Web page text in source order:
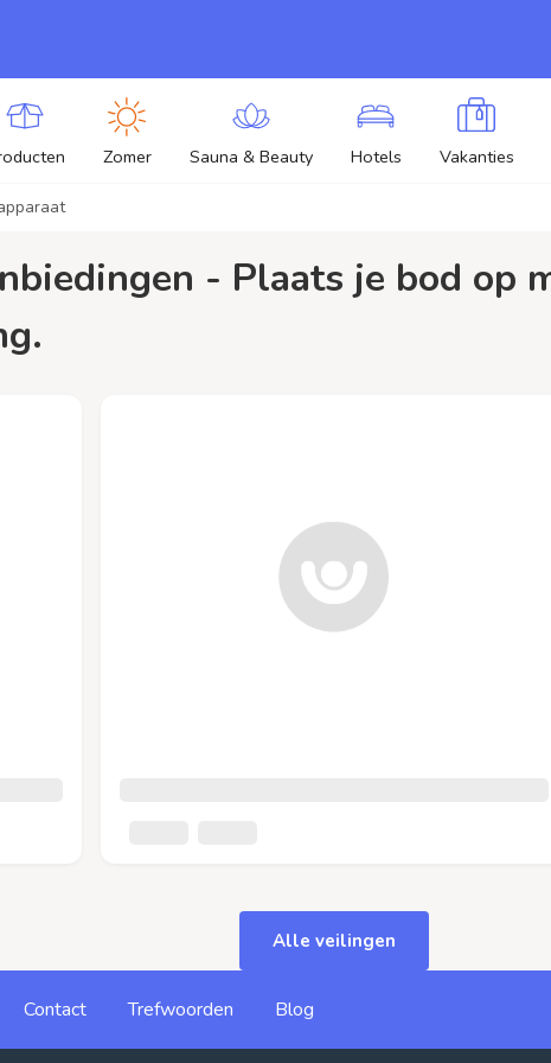
Zomer Sauna & Beauty Hotels Vakanties
Alle veilingen
Contact Trefwoorden Blog